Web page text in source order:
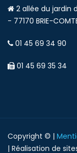
2 allée du jardin
- 77170 BRIE-
01 45 69 34 90
01 45 69 35 34
Copyright © |
| Réalisation de